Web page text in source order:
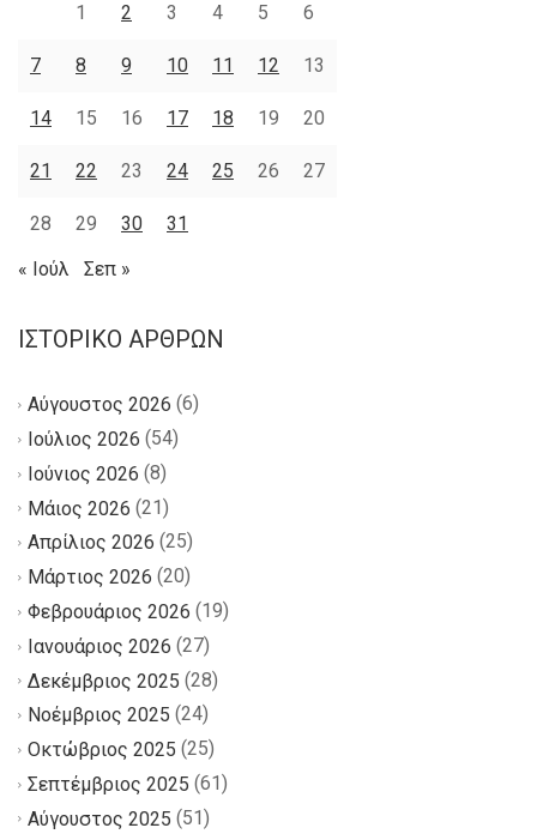
1 2 3 4 5 6
7 8 9 10 11 12 13
14 15 16 17 18 19 20
21 22 23 24 25 26 27
28 29 30
31
« Ιούλ
Σεπ »
ΙΣΤΟΡΙΚΌ ΆΡΘΡΩΝ
Αύγουστος 2026 (6)
Ιούλιος 2026 (54)
Ιούνιος 2026 (8)
Μάιος 2026 (21)
Απρίλιος 2026 (25)
Μάρτιος 2026 (20)
Φεβρουάριος 2026 (19)
Ιανουάριος 2026 (27)
Δεκέμβριος 2025 (28)
Νοέμβριος 2025 (24)
Οκτώβριος 2025 (25)
Σεπτέμβριος 2025 (61)
Αύγουστος 2025 (51)